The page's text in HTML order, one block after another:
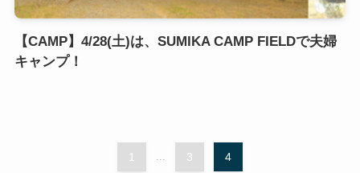
【CAMP】4/28(土)は、SUMIKA CAMP FIELDで夫婦
キャンプ！
1 ... 3 4